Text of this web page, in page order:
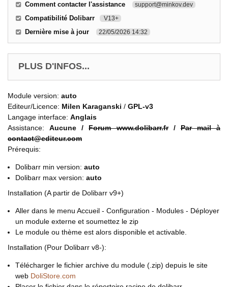
Comment contacter l'assistance support@minkov.dev
Compatibilité Dolibarr V13+
Dernière mise à jour 22/05/2026 14:32
PLUS D'INFOS...
Module version: auto
Editeur/Licence: Milen Karaganski / GPL-v3
Langage interface: Anglais
Assistance:Aucune /Forum www.dolibarr.fr/Par mail à
contact@editeur.com
Prérequis:
Dolibarr min version: auto
Dolibarr max version: auto
Installation (A partir de Dolibarr v9+)
Aller dans le menu Accueil - Configuration - Modules - Déployer
un module externe et soumettez le zip
Le module ou thème est alors disponible et activable.
Installation (Pour Dolibarr v8-):
Télécharger le fichier archive du module (.zip) depuis le site
web DoliStore.com